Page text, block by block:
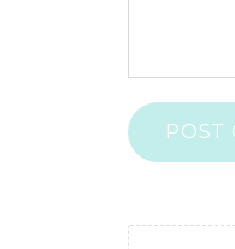
POST